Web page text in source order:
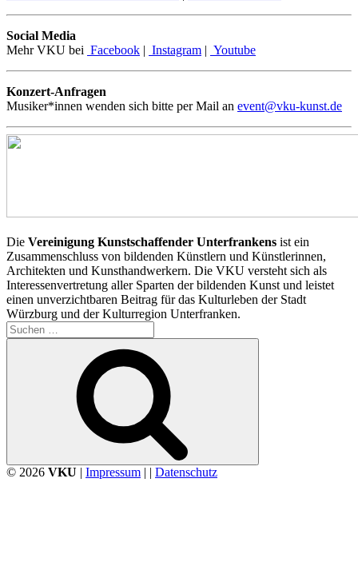
Social Media
Mehr VKU bei Facebook | Instagram | Youtube
Konzert-Anfragen
Musiker*innen wenden sich bitte per Mail an event@vku-kunst.de
Die Vereinigung Kunstschaffender Unterfrankens ist ein
Zusammenschluss von bildenden Künstlern und Künstlerinnen,
Architekten und Kunsthandwerkern. Die VKU versteht sich als
Interessenvertretung aller Sparten der bildenden Kunst und leistet
einen unverzichtbaren Beitrag für das Kulturleben der Stadt
Würzburg und der Kulturregion Unterfranken.
Suchen
nach:
© 2026 VKU | Impressum | | Datenschutz